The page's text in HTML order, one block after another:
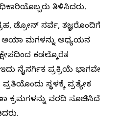
ತಿಳಿಸಿದರು.
ಡ್ರೋನ್ ಸರ್ವೆ, ತಜ್ಞರೊಂದಿಗೆ
ಮಗಳನ್ನು ಅಧ್ಯಯನ
ಕಡಲ್ಕೊರೆತ
ನೈಸರ್ಗಿಕ ಪ್ರಕ್ರಿಯೆ ಭಾಗವೇ
ಸ್ಥಳಕ್ಕೆ ಪ್ರತ್ಯೇಕ
ಕ್ರಮಗಳನ್ನು ವರದಿ ಸೂಚಿಸಿದೆ